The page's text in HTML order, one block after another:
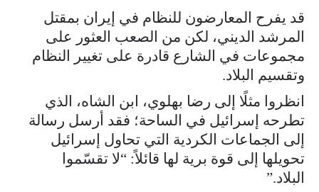
قد يفرح المعارضون للنظام في إيران بمقتل
المرشد الديني، لكن من الصعب العثور على
مجموعات في الشارع قادرة على تغيير النظام
وتقسيم البلاد.
انظروا مثلًا إلى رضا بهلوي، ابن الشاه، الذي
تطرحه إسرائيل في الساحة؛ فقد أرسل رسالة
إلى الجماعات الكردية التي تحاول إسرائيل
تحويلها إلى قوة برية لها قائلاً: “لا تقسّموا
البلاد.”